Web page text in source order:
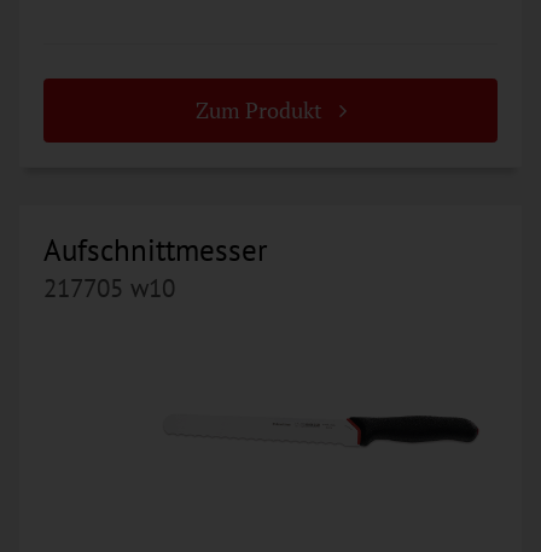
Zum Produkt
Aufschnittmesser
217705 w10